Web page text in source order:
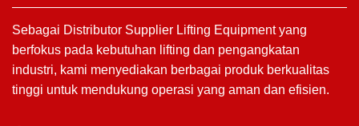
Sebagai Distributor Supplier Lifting Equipment yang
berfokus pada kebutuhan lifting dan pengangkatan
industri, kami menyediakan berbagai produk berkualitas
tinggi untuk mendukung operasi yang aman dan efisien.